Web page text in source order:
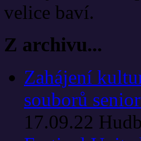
velice baví.
Z archivu...
Zahájení
souborů
17.09.22